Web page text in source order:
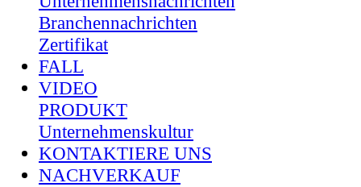
Branchennachrichten
Zertifikat
FALL
VIDEO
PRODUKT
Unternehmenskultur
KONTAKTIERE UNS
NACHVERKAUF